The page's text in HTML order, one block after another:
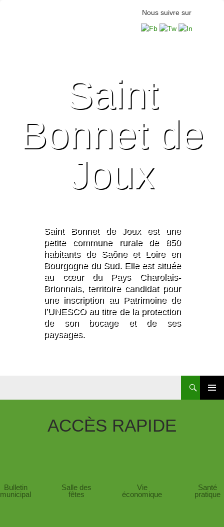
Nous suivre sur
Saint
Bonnet de
Joux
Saint Bonnet de Joux est une
petite commune rurale de 850
habitants de Saône et Loire en
Bourgogne du Sud. Elle est située
au cœur du Pays Charolais-
Brionnais, territoire candidat pour
une inscription au Patrimoine de
l’UNESCO au titre de la protection
de son bocage et de ses
paysages.
ACCÈS RAPIDE
Bulletin
municipal
Salle des
fêtes
Vie
économique
Santé
pratique